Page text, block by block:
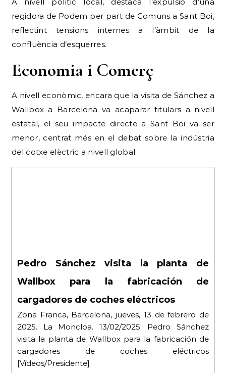
regidora de Podem per part de Comuns a Sant Boi,
reflectint tensions internes a l’àmbit de la
confluència d’esquerres.
Economia i Comerç
A nivell econòmic, encara que la visita de Sánchez a
Wallbox a Barcelona va acaparar titulars a nivell
estatal, el seu impacte directe a Sant Boi va ser
menor, centrat més en el debat sobre la indústria
del cotxe elèctric a nivell global.
Pedro Sánchez visita la planta de
Wallbox para la fabricación de
cargadores de coches eléctricos
Zona Franca, Barcelona, jueves, 13 de febrero de
2025. La Moncloa. 13/02/2025. Pedro Sánchez
visita la planta de Wallbox para la fabricación de
cargadores de coches eléctricos
[Vídeos/Presidente]